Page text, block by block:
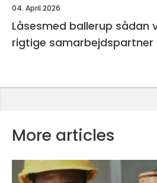
04. April 2026
Låsesmed ballerup sådan vælger du den
rigtige samarbejdspartner
More articles